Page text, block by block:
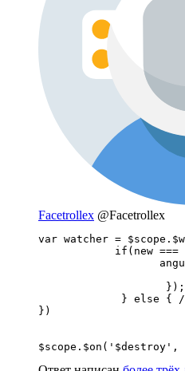
Facetrollex @Facetrollex
var watcher =
if(new ===
                    });
} else {
})